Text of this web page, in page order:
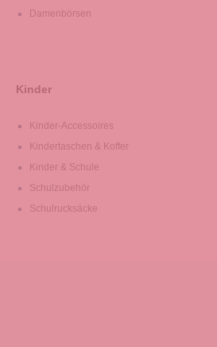
Damenbörsen
Kinder
Kinder-Accessoires
Kindertaschen & Koffer
Kinder & Schule
Schulzubehör
Schulrucksäcke